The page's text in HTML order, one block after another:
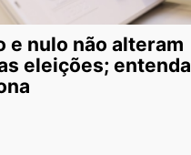
e nulo não alteram
eleições; entenda